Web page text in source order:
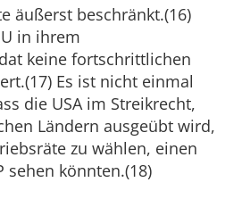
äußerst beschränkt.(16)
in ihrem
keine fortschrittlichen
Es ist nicht einmal
die USA im Streikrecht,
Ländern ausgeübt wird,
zu wählen, einen
sehen könnten.(18)